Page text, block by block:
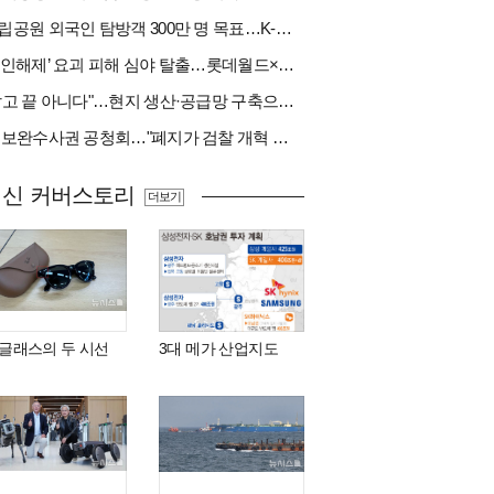
국립공원 외국인 탐방객 300만 명 목표…K-트레킹 키운다
‘봉인해제’ 요괴 피해 심야 탈출…롯데월드×당근
"팔고 끝 아니다"…현지 생산·공급망 구축으로 글로벌 진입장벽 돌파[다시 나는 K방산②]
與 보완수사권 공청회…"폐지가 검찰 개혁 아냐" vs "보완수사권은 전면 재수사권"(종합)
커버스토리
래스의 두 시선 3대 메가 산업지도
더보기